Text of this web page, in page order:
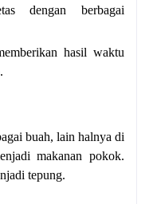
dengan berbagai
hasil waktu
buah, lain halnya di
makanan pokok.
tepung.